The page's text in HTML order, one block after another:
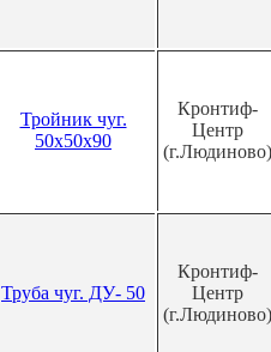
Тройник чуг.
50х50х90
Кронтиф-
Центр
(г.Людиново)
Труба чуг. ДУ- 50
Кронтиф-
Центр
(г.Людиново)